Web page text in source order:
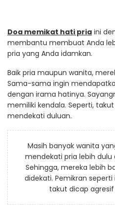
Doa memikat hati pria ini
membantu membuat Anda
pria yang Anda idamkan.
Baik pria maupun wanita,
Sama-sama ingin
dengan irama hatinya.
memiliki kendala. Seperti,
mendekati duluan.
Masih banyak wanita
mendekati pria lebih
Sehingga, mereka lebih
didekati. Pemikran
takut dicap